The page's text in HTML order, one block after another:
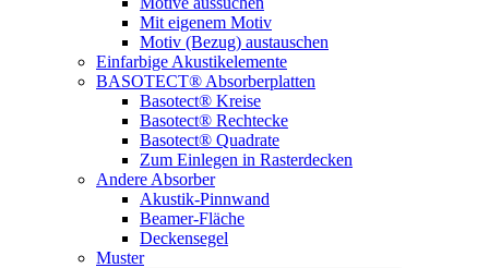
Mit eigenem Motiv
Motiv (Bezug) austauschen
Einfarbige Akustikelemente
BASOTECT® Absorberplatten
Basotect® Kreise
Basotect® Rechtecke
Basotect® Quadrate
Zum Einlegen in Rasterdecken
Andere Absorber
Akustik-Pinnwand
Beamer-Fläche
Deckensegel
Muster